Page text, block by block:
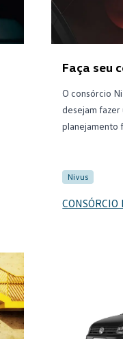
Faça seu
O consórcio
desejam fazer
planejamento
Nivus
CONSÓRCIO